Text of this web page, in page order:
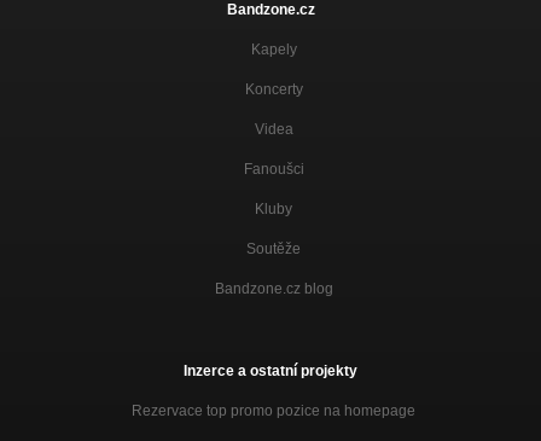
Bandzone.cz
Kapely
Koncerty
Videa
Fanoušci
Kluby
Soutěže
Bandzone.cz blog
Inzerce a ostatní projekty
Rezervace top promo pozice na homepage